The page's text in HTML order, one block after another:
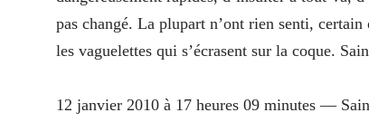
pas changé. La plupart n’ont rien senti,
les vaguelettes qui s’écrasent sur la coque.
12 janvier 2010 à 17 heures 09 minutes —